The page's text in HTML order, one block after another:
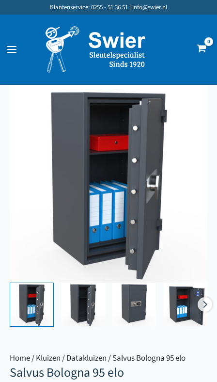
inhoud
Klantenservice: 0255 - 51 36 51 | info@swier.nl
Home/Kluizen/Datakluizen/ Salvus Bologna 95 elo
Salvus Bologna 95 elo